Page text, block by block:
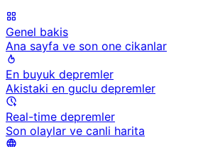
Genel bakis
Ana sayfa ve son one cikanlar
En buyuk depremler
Akistaki en guclu depremler
Real-time depremler
Son olaylar ve canli harita